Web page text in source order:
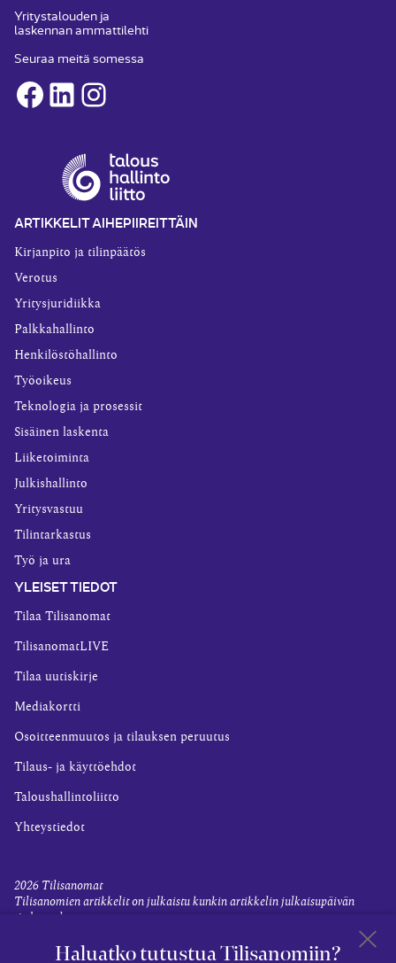
Yritystalouden ja
laskennan ammattilehti
Seuraa meitä somessa
Facebook
LinkedInInstagram
ARTIKKELIT AIHEPIIREITTÄIN
Kirjanpito ja tilinpäätös
Verotus
Yritysjuridiikka
Palkkahallinto
Henkilöstöhallinto
Työoikeus
Teknologia ja prosessit
Sisäinen laskenta
Liiketoiminta
Julkishallinto
Yritysvastuu
Tilintarkastus
Työ ja ura
YLEISET TIEDOT
Tilaa Tilisanomat
TilisanomatLIVE
Tilaa uutiskirje
Mediakortti
Osoitteenmuutos ja tilauksen peruutus
Tilaus- ja käyttöehdot
Taloushallintoliitto
Yhteystiedot
2026 Tilisanomat
Tilisanomien artikkelit on julkaistu kunkin artikkelin julkaisupäivän
tiedon valossa.
EvästevalinnatHaluatko tutustua Tilisanomiin?